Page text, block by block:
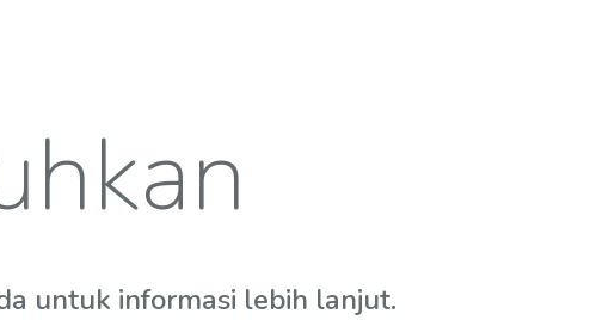
untuk informasi lebih lanjut.